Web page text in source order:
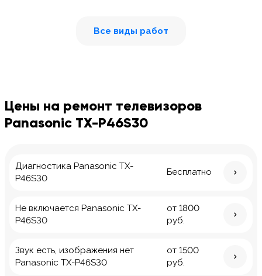
Все виды работ
Цены на ремонт телевизоров
Panasonic TX-P46S30
Диагностика Panasonic TX-
P46S30
Бесплатно
Не включается Panasonic TX-
P46S30
от 1800
руб.
Звук есть, изображения нет
Panasonic TX-P46S30
от 1500
руб.